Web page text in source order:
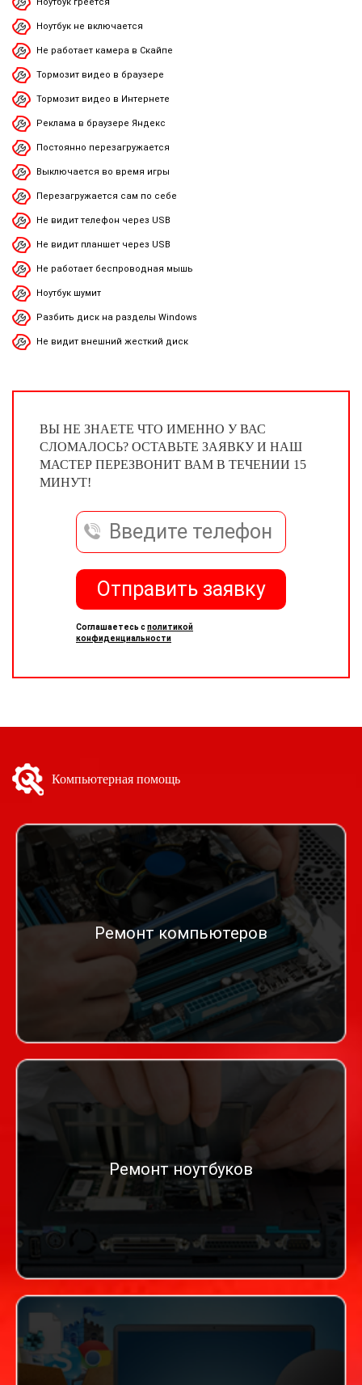
Ноутбук греется
Ноутбук не включается
Не работает камера в Скайпе
Тормозит видео в браузере
Тормозит видео в Интернете
Реклама в браузере Яндекс
Постоянно перезагружается
Выключается во время игры
Перезагружается сам по себе
Не видит телефон через USB
Не видит планшет через USB
Не работает беспроводная мышь
Ноутбук шумит
Разбить диск на разделы Windows
Не видит внешний жесткий диск
ВЫ НЕ ЗНАЕТЕ ЧТО ИМЕННО У ВАС
СЛОМАЛОСЬ? ОСТАВЬТЕ ЗАЯВКУ И НАШ
МАСТЕР ПЕРЕЗВОНИТ ВАМ В ТЕЧЕНИИ 15
МИНУТ!
Отправить заявку
Соглашаетесь с политикой
конфиденциальности
Компьютерная помощь
Ремонт компьютеров
Ремонт ноутбуков